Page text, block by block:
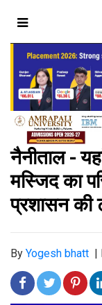
नैनीताल -
मस्जिद का
प्रशासन की
By Yogesh bhatt